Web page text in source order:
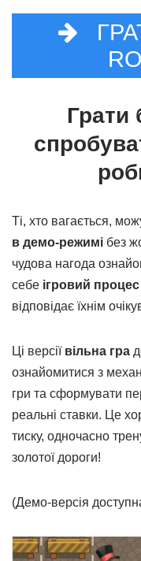
Грати
Ті, хто вагається,
в демо-режимі без
чудова нагода
себе ігровий процес
відповідає їхнім
Ці версії вільна гра
ознайомитися з
гри та сформувати
реальні ставки. Це
тиску, одночасно
золотої дороги!
(Демо-версія